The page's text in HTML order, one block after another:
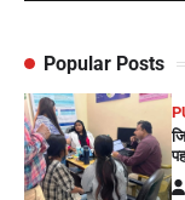
Popular Posts